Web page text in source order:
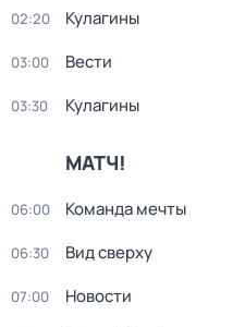
02:20 Кулагины
03:00 Вести
03:30 Кулагины
МАТЧ!
06:00 Команда мечты
06:30 Вид сверху
07:00 Новости